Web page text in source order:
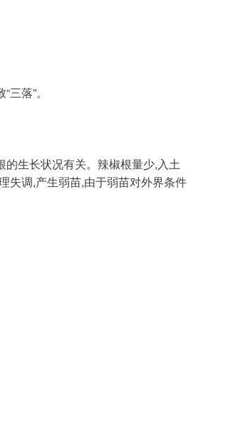
落”。
失调,产生弱苗,由于弱苗对外界条件